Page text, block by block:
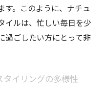
ーマのナチュラルウ
を短縮するポイント
能なヘアプロダクト
す。このように、ナチュ
イルは、忙しい毎日を少
過ごしたい方にとって非
タイリングの多様性